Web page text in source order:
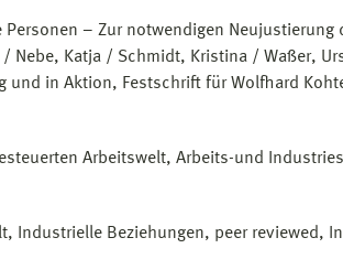
– Zur notwendigen Neujustierung
Nebe, Katja / Schmidt, Kristina / Waßer,
in Aktion, Festschrift für Wolfhard
Arbeitswelt, Arbeits-und
Industrielle Beziehungen, peer reviewed,